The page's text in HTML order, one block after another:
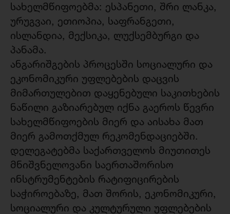
სახელმწიფოებმა: ესპანეთი, შრი ლანკა,
ურუგვაი, ეთიოპია, საფრანგეთი,
ისლანდია, მექსიკა, ლუქსემბურგი და
პანამა.
ანგარიშგების პროცესში სოციალური და
ეკონომიკური უფლებების დაცვის
მიმართულებით დაყენებული საკითხების
ნაწილი გაზიარებულ იქნა გაეროს წევრი
სახელმწიფოების მიერ და აისახა მათ
მიერ გამოთქმულ რეკომენდაციებში.
დელეგატებმა საქართველოს მიუთითეს
მნიშვნელოვანი საერთაშორისო
ინსტრუმენტების რატიფიცირების
საჭიროებაზე, მათ შორის, ეკონომიკური,
სოციალური და კულტურული უფლებების